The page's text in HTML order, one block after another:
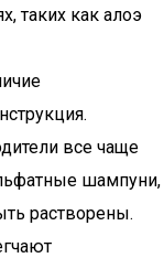
таких как алоэ
все чаще
шампуни,
растворены.